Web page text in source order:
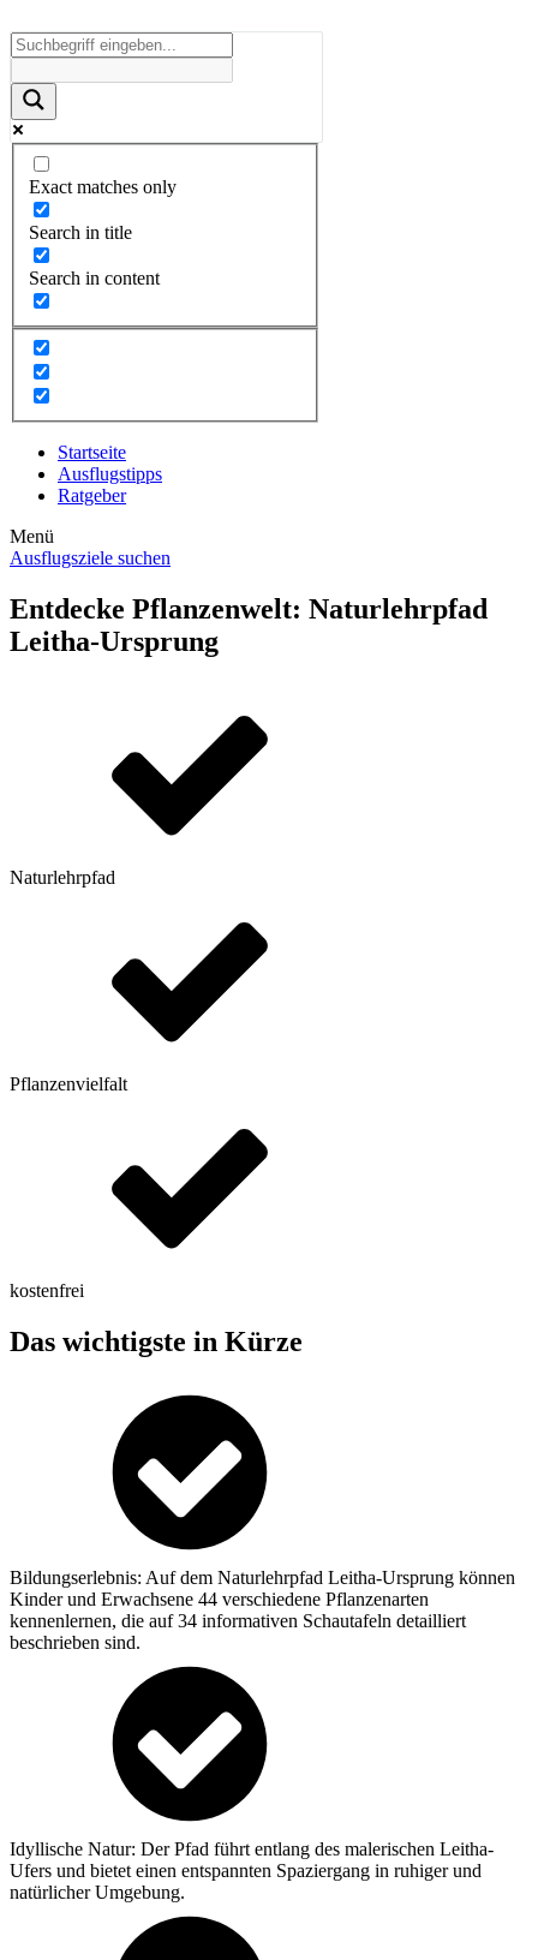
Exact matches only
Search in title
Search in content
Startseite
Ausflugstipps
Ratgeber
Menü
Ausflugsziele suchen
Entdecke Pflanzenwelt: Naturlehrpfad
Leitha-Ursprung
Naturlehrpfad
Pflanzenvielfalt
kostenfrei
Das wichtigste in Kürze
Bildungserlebnis: Auf dem Naturlehrpfad Leitha-Ursprung können
Kinder und Erwachsene 44 verschiedene Pflanzenarten
kennenlernen, die auf 34 informativen Schautafeln detailliert
beschrieben sind.
Idyllische Natur: Der Pfad führt entlang des malerischen Leitha-
Ufers und bietet einen entspannten Spaziergang in ruhiger und
natürlicher Umgebung.